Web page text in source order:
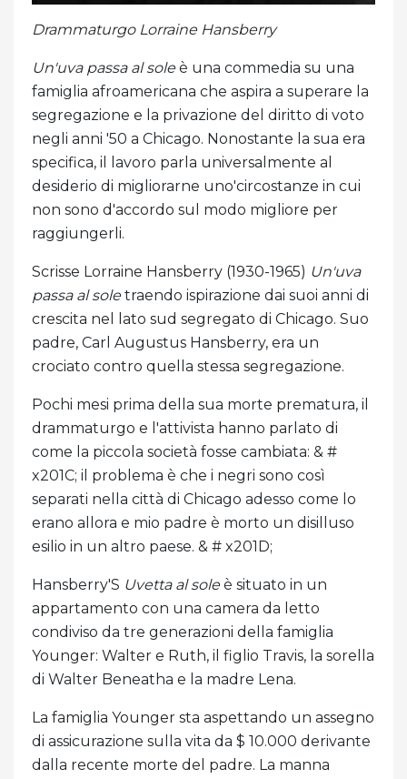
Drammaturgo Lorraine Hansberry
Un'uva passa al soleè una commedia su una
famiglia afroamericana che aspira a superare la
segregazione e la privazione del diritto di voto
negli anni '50 a Chicago. Nonostante la sua era
specifica, il lavoro parla universalmente al
desiderio di migliorarne uno'circostanze in cui
non sono d'accordo sul modo migliore per
raggiungerli.
Scrisse Lorraine Hansberry (1930-1965) Un'uva
passa al soletraendo ispirazione dai suoi anni di
crescita nel lato sud segregato di Chicago. Suo
padre, Carl Augustus Hansberry, era un
crociato contro quella stessa segregazione.
Pochi mesi prima della sua morte prematura, il
drammaturgo e l'attivista hanno parlato di
come la piccola società fosse cambiata: & #
x201C; il problema è che i negri sono così
separati nella città di Chicago adesso come lo
erano allora e mio padre è morto un disilluso
esilio in un altro paese. & # x201D;
Hansberry'S Uvetta al soleè situato in un
appartamento con una camera da letto
condiviso da tre generazioni della famiglia
Younger: Walter e Ruth, il figlio Travis, la sorella
di Walter Beneatha e la madre Lena.
La famiglia Younger sta aspettando un assegno
di assicurazione sulla vita da $ 10.000 derivante
dalla recente morte del padre. La manna